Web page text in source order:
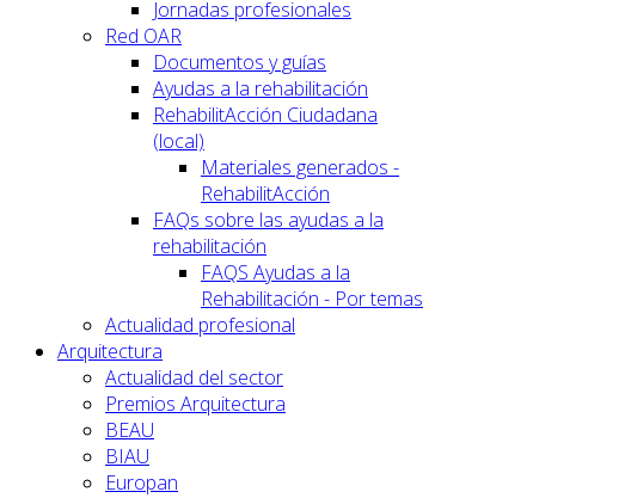
Jornadas profesionales
Red OAR
Documentos y guías
Ayudas a la rehabilitación
RehabilitAcción Ciudadana
(local)
Materiales generados -
RehabilitAcción
FAQs sobre las ayudas a la
rehabilitación
FAQS Ayudas a la
Rehabilitación - Por temas
Actualidad profesional
Arquitectura
Actualidad del sector
Premios Arquitectura
BEAU
BIAU
Europan